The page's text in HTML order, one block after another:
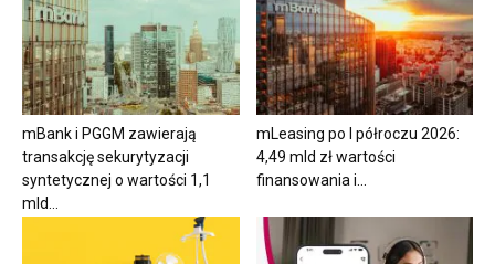
mBank i PGGM zawierają
transakcję sekurytyzacji
syntetycznej o wartości 1,1
mld...
mLeasing po I półroczu 2026:
4,49 mld zł wartości
finansowania i...